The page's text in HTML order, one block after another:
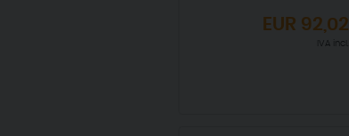
EUR 92,02
IVA incl.